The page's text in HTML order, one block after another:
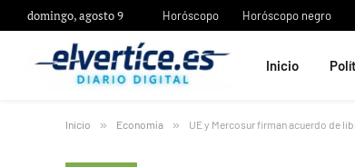
domingo, agosto 9 Horóscopo Horóscopo negro
Inicio
Inicio » Economía » UE y Mercosur firman acuerdo de